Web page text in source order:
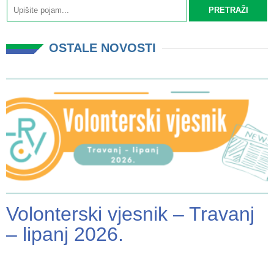
OSTALE NOVOSTI
Volonterski vjesnik – Travanj
– lipanj 2026.